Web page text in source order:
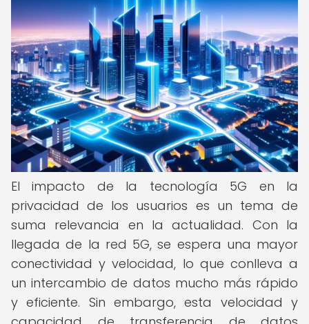
El impacto de la tecnología 5G en la
privacidad de los usuarios es un tema de
suma relevancia en la actualidad. Con la
llegada de la red 5G, se espera una mayor
conectividad y velocidad, lo que conlleva a
un intercambio de datos mucho más rápido
y eficiente. Sin embargo, esta velocidad y